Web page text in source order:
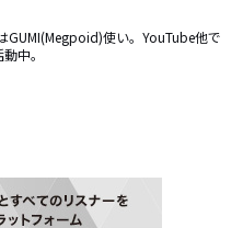
GUMI(Megpoid)使い。YouTube他で
中。